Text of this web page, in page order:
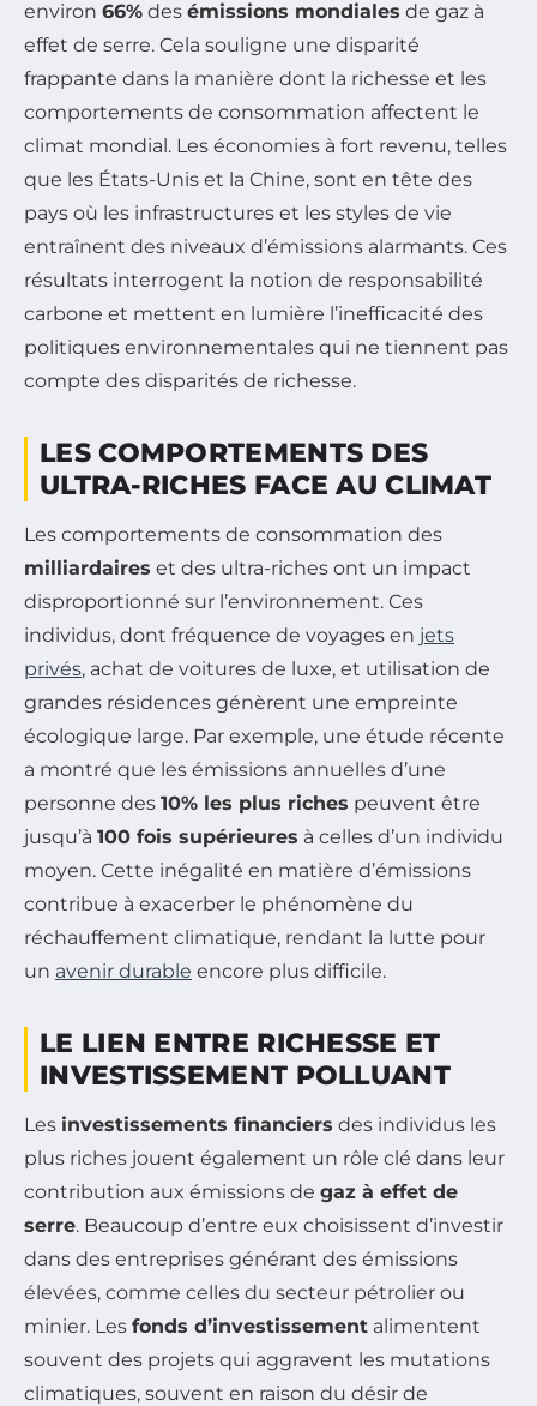
environ 66% des émissions mondiales de gaz à
effet de serre. Cela souligne une disparité
frappante dans la manière dont la richesse et les
comportements de consommation affectent le
climat mondial. Les économies à fort revenu, telles
que les États-Unis et la Chine, sont en tête des
pays où les infrastructures et les styles de vie
entraînent des niveaux d’émissions alarmants. Ces
résultats interrogent la notion de responsabilité
carbone et mettent en lumière l’inefficacité des
politiques environnementales qui ne tiennent pas
compte des disparités de richesse.
LES COMPORTEMENTS DES
ULTRA-RICHES FACE AU CLIMAT
Les comportements de consommation des
milliardaires et des ultra-riches ont un impact
disproportionné sur l’environnement. Ces
individus, dont fréquence de voyages en jets
privés, achat de voitures de luxe, et utilisation de
grandes résidences génèrent une empreinte
écologique large. Par exemple, une étude récente
a montré que les émissions annuelles d’une
personne des 10% les plus riches peuvent être
jusqu’à 100 fois supérieures à celles d’un individu
moyen. Cette inégalité en matière d’émissions
contribue à exacerber le phénomène du
réchauffement climatique, rendant la lutte pour
un avenir durable encore plus difficile.
LE LIEN ENTRE RICHESSE ET
INVESTISSEMENT POLLUANT
Les investissements financiers des individus les
plus riches jouent également un rôle clé dans leur
contribution aux émissions de gaz à effet de
serre. Beaucoup d’entre eux choisissent d’investir
dans des entreprises générant des émissions
élevées, comme celles du secteur pétrolier ou
minier. Les fonds d’investissement alimentent
souvent des projets qui aggravent les mutations
climatiques, souvent en raison du désir de